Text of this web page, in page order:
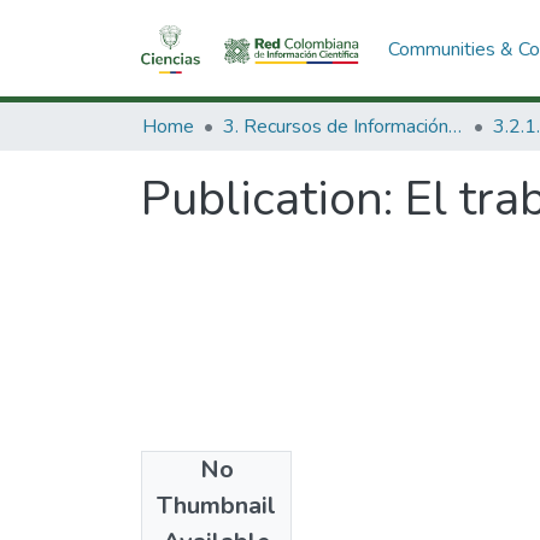
Communities &
Home 3. Recursos de Información Científica y Tecnológica
Publication: El
No
Thumbnail